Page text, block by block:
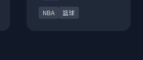
NBA 篮球